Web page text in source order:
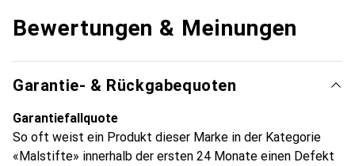
Bewertungen & Meinungen
Garantie- & Rückgabequoten
Garantiefallquote
So oft weist ein Produkt dieser Marke in der Kategorie
«Malstifte» innerhalb der ersten 24 Monate einen Defekt